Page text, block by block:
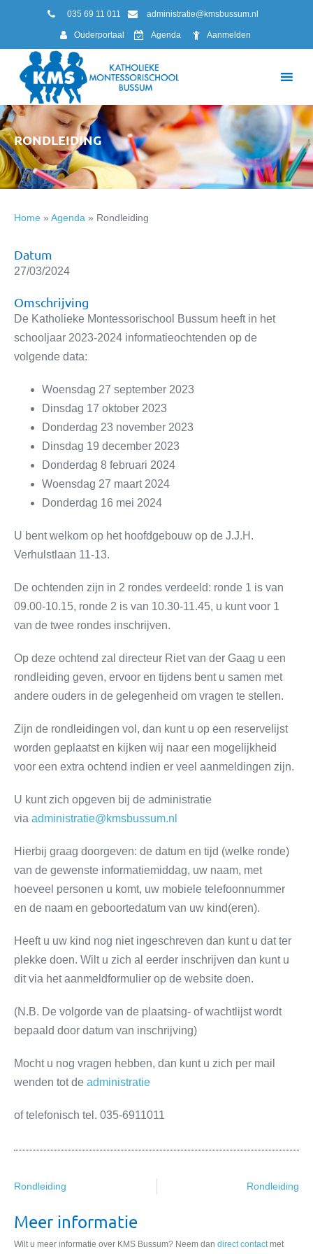
035 69 11 011 administratie@kmsbussum.nl
Ouderportaal Agenda Aanmelden
RONDLEIDING
Home » Agenda » Rondleiding
Datum
27/03/2024
Omschrijving
De Katholieke Montessorischool Bussum heeft in het
schooljaar 2023-2024 informatieochtenden op de
volgende data:
Woensdag 27 september 2023
Dinsdag 17 oktober 2023
Donderdag 23 november 2023
Dinsdag 19 december 2023
Donderdag 8 februari 2024
Woensdag 27 maart 2024
Donderdag 16 mei 2024
U bent welkom op het hoofdgebouw op de J.J.H.
Verhulstlaan 11-13.
De ochtenden zijn in 2 rondes verdeeld: ronde 1 is van
09.00-10.15, ronde 2 is van 10.30-11.45, u kunt voor 1
van de twee rondes inschrijven.
Op deze ochtend zal directeur Riet van der Gaag u een
rondleiding geven, ervoor en tijdens bent u samen met
andere ouders in de gelegenheid om vragen te stellen.
Zijn de rondleidingen vol, dan kunt u op een reservelijst
worden geplaatst en kijken wij naar een mogelijkheid
voor een extra ochtend indien er veel aanmeldingen zijn.
U kunt zich opgeven bij de administratie
via administratie@kmsbussum.nl
Hierbij graag doorgeven: de datum en tijd (welke ronde)
van de gewenste informatiemiddag, uw naam, met
hoeveel personen u komt, uw mobiele telefoonnummer
en de naam en geboortedatum van uw kind(eren).
Heeft u uw kind nog niet ingeschreven dan kunt u dat ter
plekke doen. Wilt u zich al eerder inschrijven dan kunt u
dit via het aanmeldformulier op de website doen.
(N.B. De volgorde van de plaatsing- of wachtlijst wordt
bepaald door datum van inschrijving)
Mocht u nog vragen hebben, dan kunt u zich per mail
wenden tot de administratie
of telefonisch tel. 035-6911011
Rondleiding Rondleiding
Meer informatie
Wilt u meer informatie over KMS Bussum? Neem dan direct contactmet